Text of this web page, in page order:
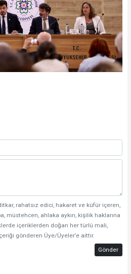
rahatsız edici, hakaret ve küfür içeren,
müstehcen, ahlaka aykırı, kişilik haklarına
içeriklerden doğan her türlü mali,
gönderen Üye/Üyeler’e aittir.
Gönder